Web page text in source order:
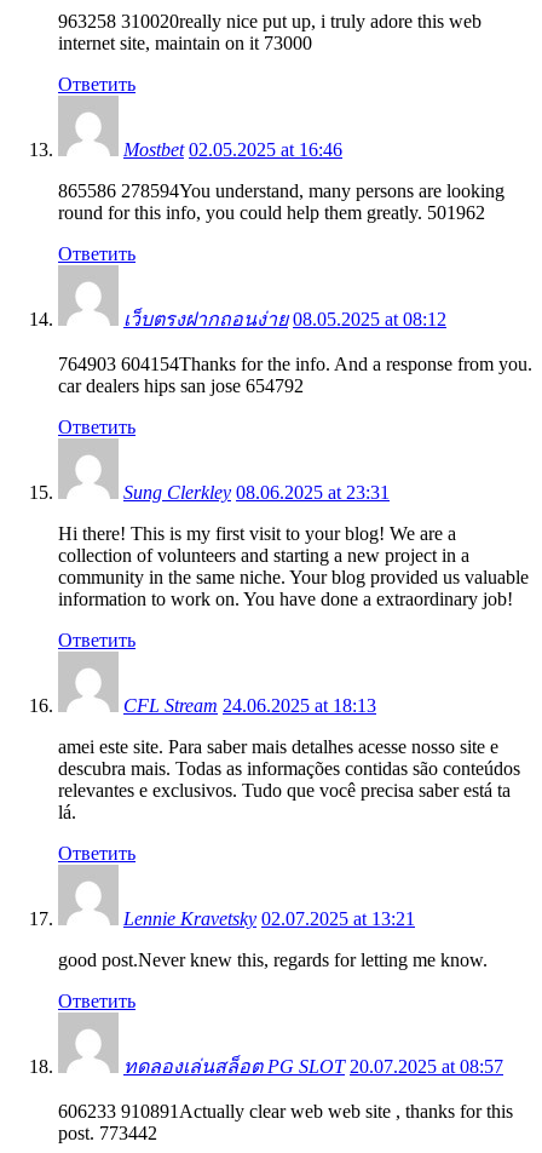
963258 310020really nice put up, i truly adore this web
internet site, maintain on it 73000
Ответить
Mostbet 02.05.2025 at 16:46
865586 278594You understand, many persons are looking
round for this info, you could help them greatly. 501962
Ответить
เว็บตรงฝากถอนง่าย 08.05.2025 at 08:12
764903 604154Thanks for the info. And a response from you.
car dealers hips san jose 654792
Ответить
Sung Clerkley 08.06.2025 at 23:31
Hi there! This is my first visit to your blog! We are a
collection of volunteers and starting a new project in a
community in the same niche. Your blog provided us valuable
information to work on. You have done a extraordinary job!
Ответить
CFL Stream 24.06.2025 at 18:13
amei este site. Para saber mais detalhes acesse nosso site e
descubra mais. Todas as informações contidas são conteúdos
relevantes e exclusivos. Tudo que você precisa saber está ta
lá.
Ответить
Lennie Kravetsky 02.07.2025 at 13:21
good post.Never knew this, regards for letting me know.
Ответить
ทดลองเล่นสล็อต PG SLOT 20.07.2025 at 08:57
606233 910891Actually clear web web site , thanks for this
post. 773442